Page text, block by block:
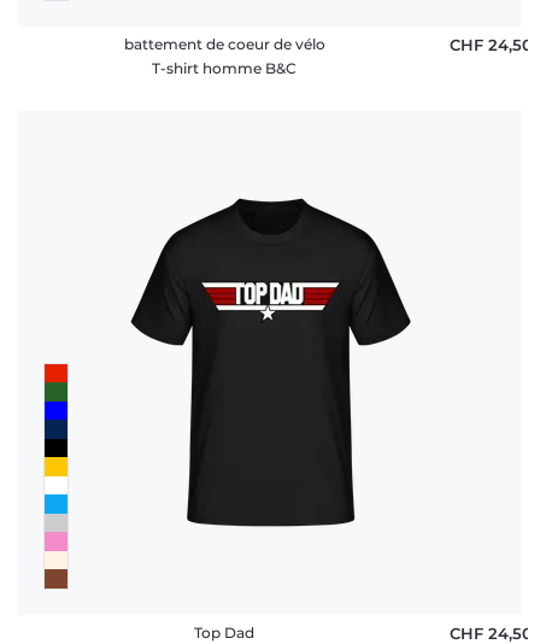
battement de coeur de vélo
T-shirt homme B&C
CHF 24,50
Top Dad
CHF 24,50